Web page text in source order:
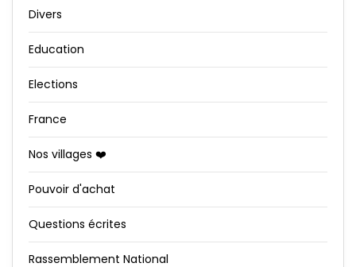
Divers
Education
Elections
France
Nos villages ❤️
Pouvoir d'achat
Questions écrites
Rassemblement National